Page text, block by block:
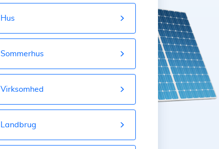
Hus
Sommerhus
Virksomhed
Landbrug